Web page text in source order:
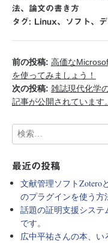
法、 論文の書き方
タグ:
Linux、 ソフト 、
前の投稿: 高価な
を使ってみましょう！
次の投稿: 雑誌現代化学
記事が公開されています。
最近の投稿
文献管理ソフトZotero
のプラグインを使う方
話題の証明支援シス
です。
広中平祐さんの本、い